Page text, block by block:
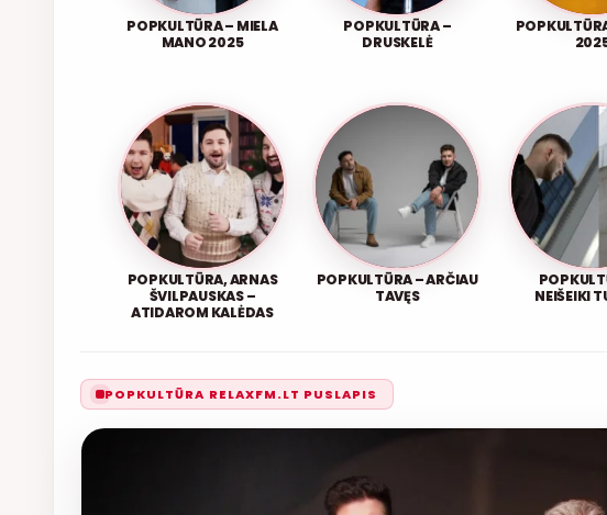
POPKULTŪRA – MIELA
MANO 2025
POPKULTŪRA –
DRUSKELĖ
POPKULTŪRA, ARNAS
ŠVILPAUSKAS –
ATIDAROM KALĖDAS
POPKULTŪRA – ARČIAU
TAVĘS
NEIŠEIKI
POPKULTŪRA RELAXFM.LT PUSLAPIS